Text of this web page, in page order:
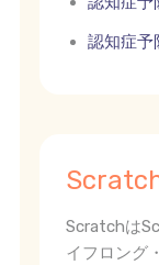
認知症
Scratchは
イフロング